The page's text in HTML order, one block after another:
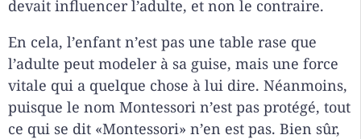
devait influencer l’adulte, et non le contraire.
En cela, l’enfant n’est pas une table rase que
l’adulte peut modeler à sa guise, mais une force
vitale qui a quelque chose à lui dire. Néanmoins,
puisque le nom Montessori n’est pas protégé, tout
ce qui se dit «Montessori» n’en est pas. Bien sûr,